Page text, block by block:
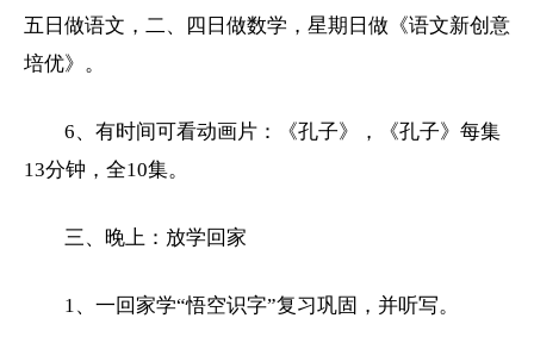
五日做语文 ，二、四日做数学 ，星期日做《语文新创意
培优》。
6、有时间可看动画片：《孔子》，《孔子》每集
13分钟，全10集。
三、晚上：放学回家
1、一回家学“悟空识字”复习巩固，并听写。